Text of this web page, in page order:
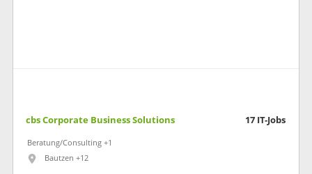
cbs Corporate Business Solutions 17 IT-Jobs
Beratung/Consulting +1
Bautzen +12